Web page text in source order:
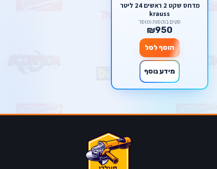
מדחס שקט 2 ראשים 24 ליטר
krauss
סטים בוקסות ומוסך
₪950
הוסף לסל
מידע נוסף